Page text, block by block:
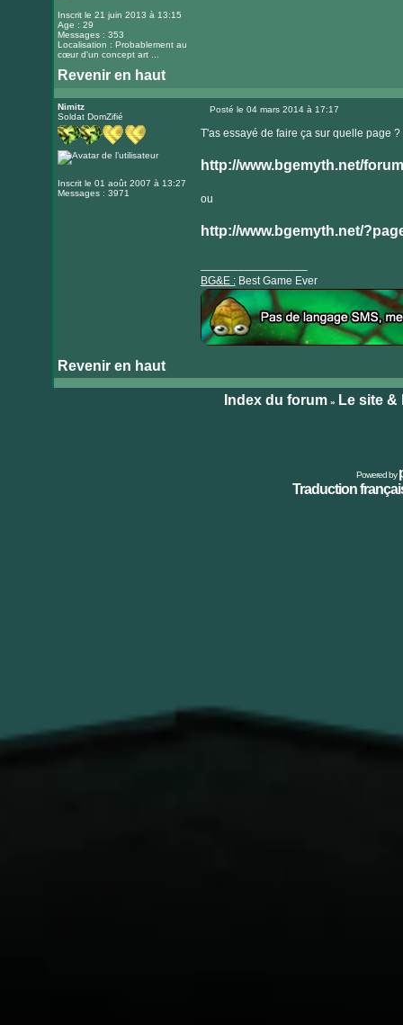
Inscrit le 21 juin 2013 à 13:15
Age : 29
Messages : 353
Localisation : Probablement au
cœur d'un concept art ...
Revenir en haut
Nimitz
Soldat DomZifié
Inscrit le 01 août 2007 à 13:27
Messages : 3971
Posté le 04 mars 2014 à 17:17
T'as essayé de faire ça sur quelle page ?
http://www.bgemyth.net/
ou
http://www.bgemyth.net/
BG&E :Best Game Ever
Revenir en haut
Visiter
le
Index du forum» Le site &
Powered by
Traduction